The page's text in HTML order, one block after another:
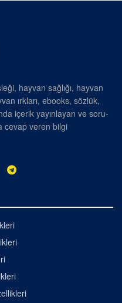
hayvan sağlığı, hayvan
ırkları, ebooks, sözlük,
içerik yayınlayan ve soru-
cevap veren bilgi